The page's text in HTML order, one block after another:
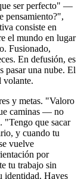
ser perfecto" —
pensamiento?",
consiste en
el mundo en lugar
Fusionado,
En defusión, es
pasar una nube. El
volante.
y metas. "Valoro
caminas — no
"Tengo que sacar
y cuando tu
vuelve
por
tu trabajo sin
identidad. Hayes